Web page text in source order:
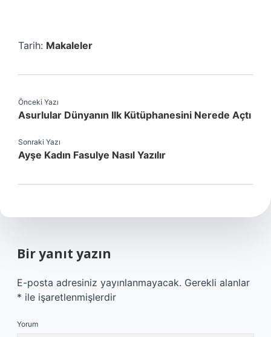
Tarih: Makaleler
Önceki Yazı
Asurlular Dünyanın Ilk Kütüphanesini Nerede Açtı
Sonraki Yazı
Ayşe Kadın Fasulye Nasıl Yazılır
Bir yanıt yazın
E-posta adresiniz yayınlanmayacak. Gerekli alanlar
* ile işaretlenmişlerdir
Yorum